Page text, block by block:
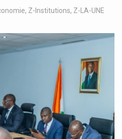
, Z-Institutions, Z-LA-UNE